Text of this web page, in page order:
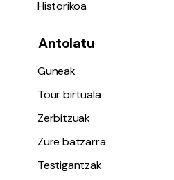
Historikoa
Antolatu
Guneak
Tour birtuala
Zerbitzuak
Zure batzarra
Testigantzak